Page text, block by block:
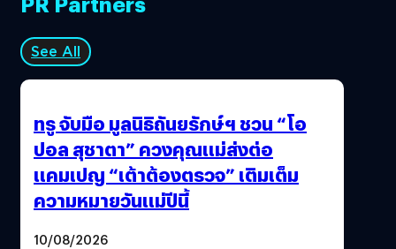
See All
ทรู จับมือ มูลนิธิถันยรักษ์ฯ ชวน “โอ
ปอล สุชาตา” ควงคุณแม่ส่งต่อ
แคมเปญ “เต้าต้องตรวจ” เติมเต็ม
ความหมายวันแม่ปีนี้
10/08/2026